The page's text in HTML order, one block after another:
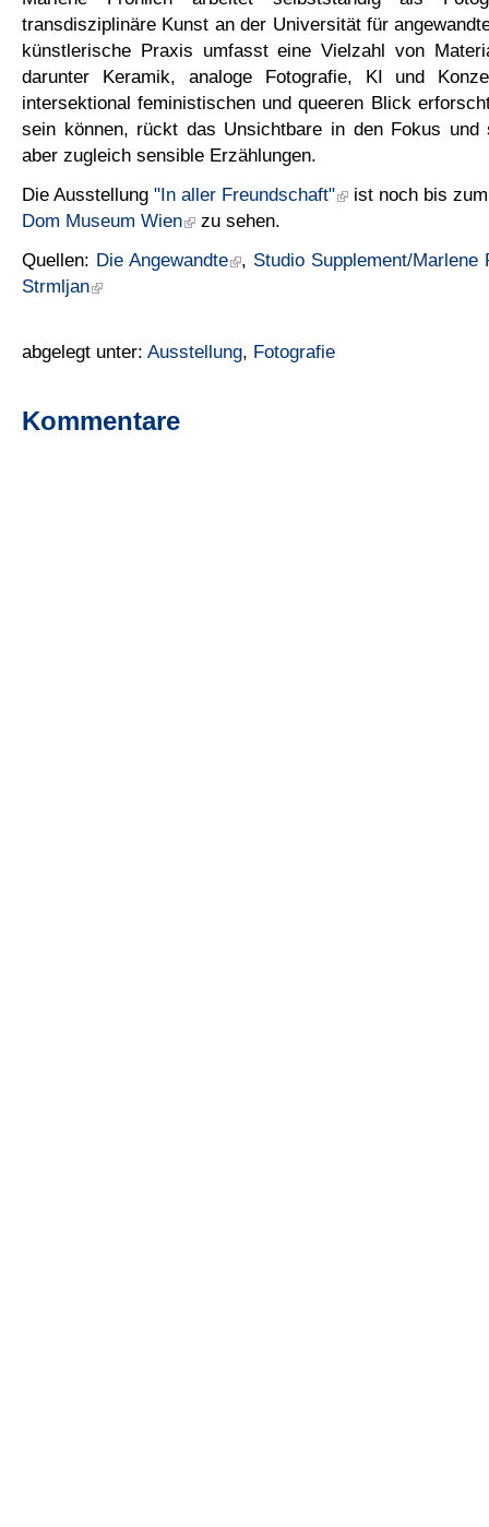
transdisziplinäre Kunst an der Universität für
künstlerische Praxis umfasst eine Vielzahl von
darunter Keramik, analoge Fotografie, KI und
intersektional feministischen und queeren Blick
sein können, rückt das Unsichtbare in den Fokus und
aber zugleich sensible Erzählungen.
Die Ausstellung "In aller Freundschaft"
ist noch bis
Dom Museum Wien
zu sehen.
Quellen: Die Angewandte , Studio Supplement/Marlene
Strmljan
abgelegt unter: Ausstellung, Fotografie
Kommentare